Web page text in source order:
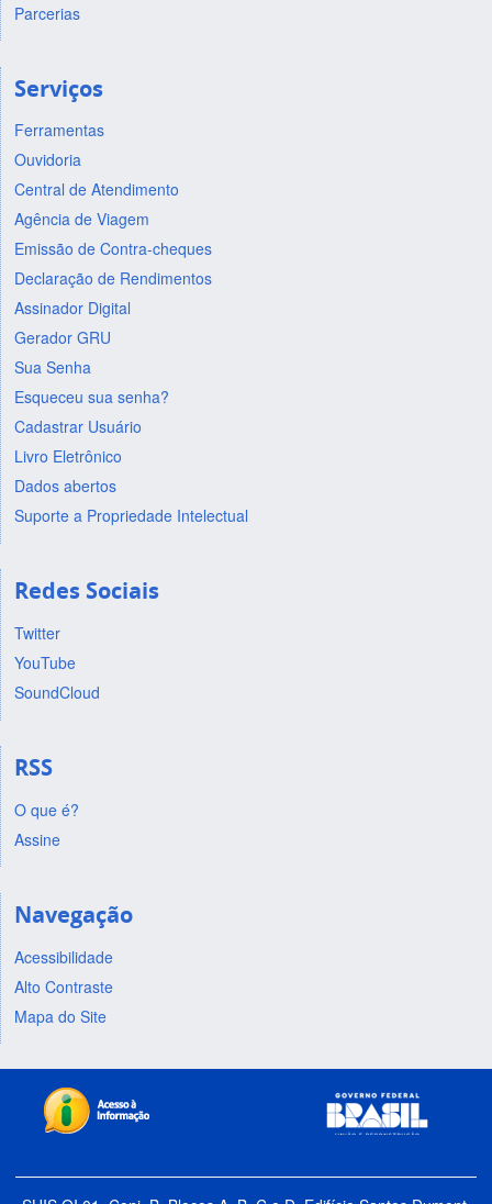
Parcerias
Serviços
Ferramentas
Ouvidoria
Central de Atendimento
Agência de Viagem
Emissão de Contra-cheques
Declaração de Rendimentos
Assinador Digital
Gerador GRU
Sua Senha
Esqueceu sua senha?
Cadastrar Usuário
Livro Eletrônico
Dados abertos
Suporte a Propriedade Intelectual
Redes Sociais
Twitter
YouTube
SoundCloud
RSS
O que é?
Assine
Navegação
Acessibilidade
Alto Contraste
Mapa do Site